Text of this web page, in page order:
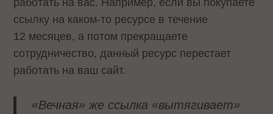
работать на вас. Например, если вы покупаете
ссылку на каком-то ресурсе в течение
12 месяцев, а потом прекращаете
сотрудничество, данный ресурс перестает
работать на ваш сайт.
«Вечная» же ссылка «вытягивает»